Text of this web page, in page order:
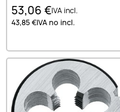
53,06 €IVA incl.
43,85 €IVA no incl.